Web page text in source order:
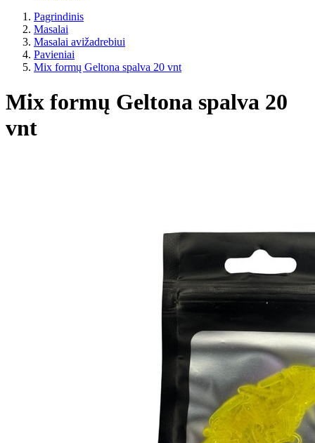
Pagrindinis
Masalai
Masalai avižadrebiui
Pavieniai
Mix formų Geltona spalva 20 vnt
Mix formų Geltona spalva 20
vnt